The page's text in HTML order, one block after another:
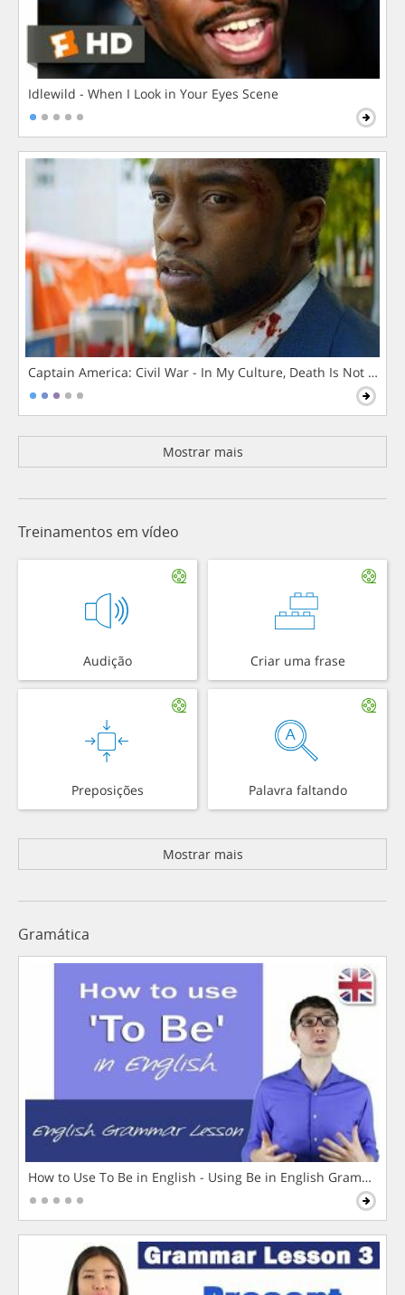
Idlewild - When I Look in Your Eyes Scene
Captain America: Civil War - In My Culture, Death Is Not The
Mostrar mais
Treinamentos em vídeo
Audição Criar uma frase
Preposições Palavra faltando
Mostrar mais
Gramática
How to Use To Be in English - Using Be in English Grammar